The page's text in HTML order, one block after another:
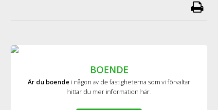
BOENDE
Är du boende i någon av de fastigheterna som vi förvaltar
hittar du mer information här.